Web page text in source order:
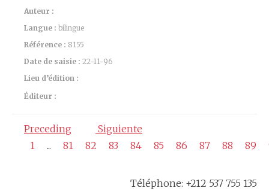
Auteur :
Langue : bilingue
Référence : 8155
Date de saisie : 22-11-96
Lieu d’édition :
Éditeur :
Preceding
Siguiente
1
... 81 82 83 84 85 86 87 88 89
Téléphone: +212 537 755 135